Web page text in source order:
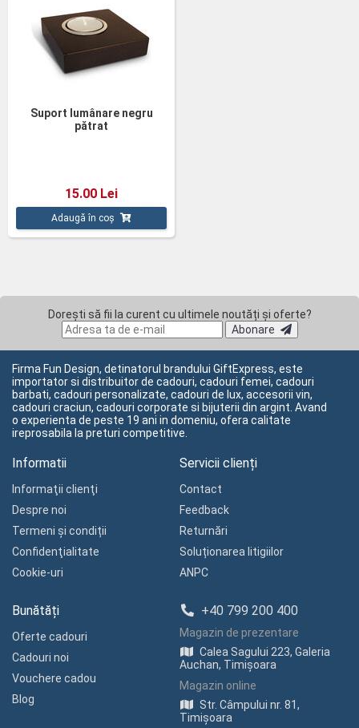
Suport lumânare negru
pătrat
15.00 Lei
Adaugă în coș
Dorești să fii la curent cu ultimele noutăți și oferte?
Abonare
Firma Fun Design, detinatorul brandului GiftExpress, este
importator si distribuitor de cadouri, cadouri femei, cadouri
barbati, cadouri personalizate, cadouri de lux, accesorii vin,
cadouri craciun, cadouri corporate si bijuterii din argint. Avand
o experienta de peste 19 ani in domeniu, ofera calitate
ireprosabila la preturi competitive.
Informatii
Informaţii clienţi
Despre noi
Termeni și condiții
Confidenţialitate
Cookie-uri
Servicii clienți
Contact
Feedback
Returnări
Soluționarea litigiilor
ANPC
Bunătăți
Oferte cadouri
Cadouri noi
Vouchere cadou
Blog
+40 799 200 400
Magazin de prezentare
Calea Sagului 223, Galeria
Auchan, Timișoara
Magazin online
Str. Câmpului nr. 81,
Timișoara